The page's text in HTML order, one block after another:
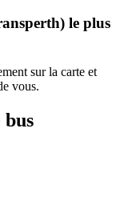
le plus
sur la carte et
vous.
bus